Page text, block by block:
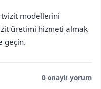
modellerini
üretimi hizmeti almak
geçin.
0 onaylı yorum